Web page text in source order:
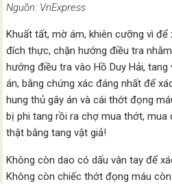
Nguồn: VnExpress
Khuất tất, mờ ám, khiên cưỡng vì
đích thực, chặn hướng điều tra
hướng điều tra vào Hồ Duy Hải,
án, bằng chứng xác đáng nhất để
hung thủ gây án và cái thớt đọng
bị phi tang rồi ra chợ mua thớt,
thật bằng tang vật giả!
Không còn dao có dấu vân tay để
Không còn chiếc thớt đọng máu